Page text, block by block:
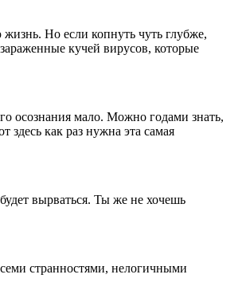
Но если копнуть чуть глубже,
кучей вирусов, которые
осознания мало. Можно годами знать,
как раз нужна эта самая
вырваться. Ты же не хочешь
странностями, нелогичными